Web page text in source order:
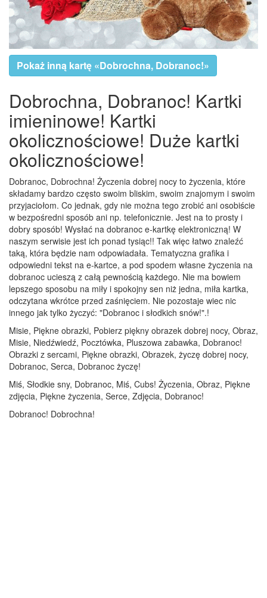
Pokaż inną kartę «Dobrochna, Dobranoc!»
Dobrochna, Dobranoc! Kartki
imieninowe! Kartki
okolicznościowe! Duże kartki
okolicznościowe!
Dobranoc, Dobrochna! Życzenia dobrej nocy to życzenia, które
składamy bardzo często swoim bliskim, swoim znajomym i swoim
przyjaciołom. Co jednak, gdy nie można tego zrobić ani osobiście
w bezpośredni sposób ani np. telefonicznie. Jest na to prosty i
dobry sposób! Wysłać na dobranoc e-kartkę elektroniczną! W
naszym serwisie jest ich ponad tysiąc!! Tak więc łatwo znaleźć
taką, która będzie nam odpowiadała. Tematyczna grafika i
odpowiedni tekst na e-kartce, a pod spodem własne życzenia na
dobranoc ucieszą z całą pewnością każdego. Nie ma bowiem
lepszego sposobu na miły i spokojny sen niż jedna, miła kartka,
odczytana wkrótce przed zaśnięciem. Nie pozostaje wiec nic
innego jak tylko życzyć: "Dobranoc i słodkich snów!".!
Misie, Piękne obrazki, Pobierz piękny obrazek dobrej nocy, Obraz,
Misie, Niedźwiedź, Pocztówka, Pluszowa zabawka, Dobranoc!
Obrazki z sercami, Piękne obrazki, Obrazek, życzę dobrej nocy,
Dobranoc, Serca, Dobranoc życzę!
Miś, Słodkie sny, Dobranoc, Miś, Cubs! Życzenia, Obraz, Piękne
zdjęcia, Piękne życzenia, Serce, Zdjęcia, Dobranoc!
Dobranoc! Dobrochna!